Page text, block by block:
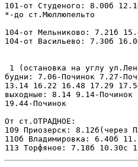
101-от Студеного: 8.00б
*-до ст.Мюллюпельто
104-от Мельниково: 7.21б
104-от Васильево: 7.30б
1 (остановка на углу
будни: 7.06-Починок 7.27-
13.14 16.22 16.48 17.29
выходные: 8.14 9.14-
19.44-Починок
От ст.ОТРАДНОЕ:
109 Приозерск: 8.12б(через
110б Владимировка: 6.40б